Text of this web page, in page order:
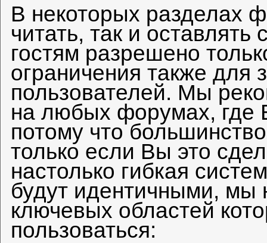
В некоторых разделах
читать, так и
гостям разрешено
ограничения также для
пользователей. Мы
на любых форумах, где
потому что
только если Вы это
настолько гибкая
будут идентичными, мы
ключевых областей
пользоваться: